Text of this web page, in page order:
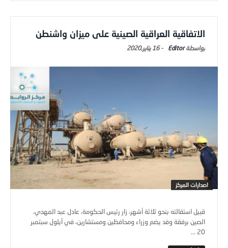
الاتفاقية العراقية الصينية على ميزان واشنطن
Editor
-16 يناير,2020
اصدارات المركز
قبيل استقالته بنحو ثلاثة أشهر، زار رئيس الحكومة، عادل عبد المهدي،
الصين برفقة وفد يضم وزراء ومحافظين ومستشارين، في أيلول سبتمبر
20 ...